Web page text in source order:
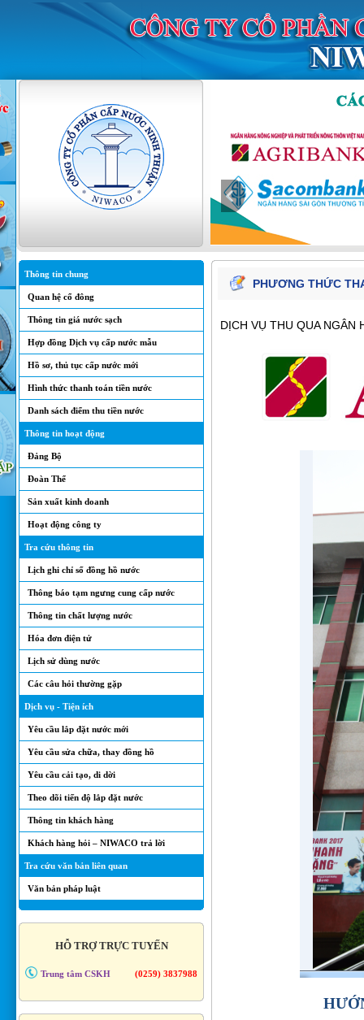
Thông tin chung
Quan hệ cổ đông
Thông tin giá nước sạch
Hợp đồng Dịch vụ cấp nước mẫu
Hồ sơ, thủ tục cấp nước mới
Hình thức thanh toán tiền nước
Danh sách điểm thu tiền nước
Thông tin hoạt động
Đảng Bộ
Đoàn Thể
Sản xuất kinh doanh
Hoạt động công ty
Tra cứu thông tin
Lịch ghi chỉ số đồng hồ nước
Thông báo tạm ngưng cung cấp nước
Thông tin chất lượng nước
Hóa đơn điện tử
Lịch sử dùng nước
Các câu hỏi thường gặp
Dịch vụ - Tiện ích
Yêu cầu lắp đặt nước mới
Yêu cầu sửa chữa, thay đồng hồ
Yêu cầu cải tạo, di dời
Theo dõi tiến độ lắp đặt nước
Thông tin khách hàng
Khách hàng hỏi – NIWACO trả lời
Tra cứu văn bản liên quan
Văn bản pháp luật
HỖ TRỢ TRỰC TUYẾN
Trung tâm CSKH (0259) 3837988
PHƯƠNG THỨC
DỊCH VỤ THU QUA NGÂN